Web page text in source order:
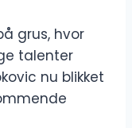
grus, hvor
talenter
nu blikket